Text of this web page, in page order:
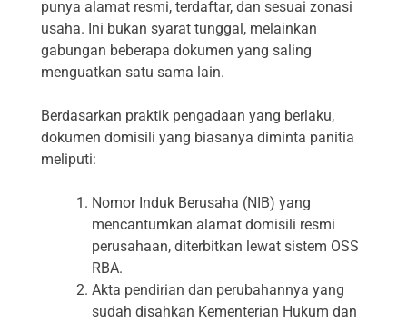
punya alamat resmi, terdaftar, dan sesuai zonasi
usaha. Ini bukan syarat tunggal, melainkan
gabungan beberapa dokumen yang saling
menguatkan satu sama lain.
Berdasarkan praktik pengadaan yang berlaku,
dokumen domisili yang biasanya diminta panitia
meliputi:
Nomor Induk Berusaha (NIB) yang
mencantumkan alamat domisili resmi
perusahaan, diterbitkan lewat sistem OSS
RBA.
Akta pendirian dan perubahannya yang
sudah disahkan Kementerian Hukum dan